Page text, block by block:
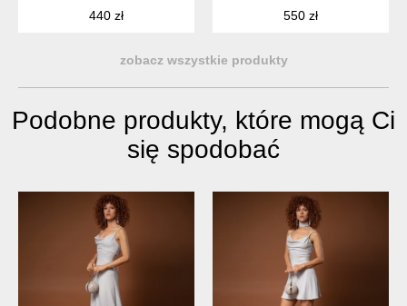
440 zł
550 zł
zobacz wszystkie produkty
Podobne produkty, które mogą Ci
się spodobać